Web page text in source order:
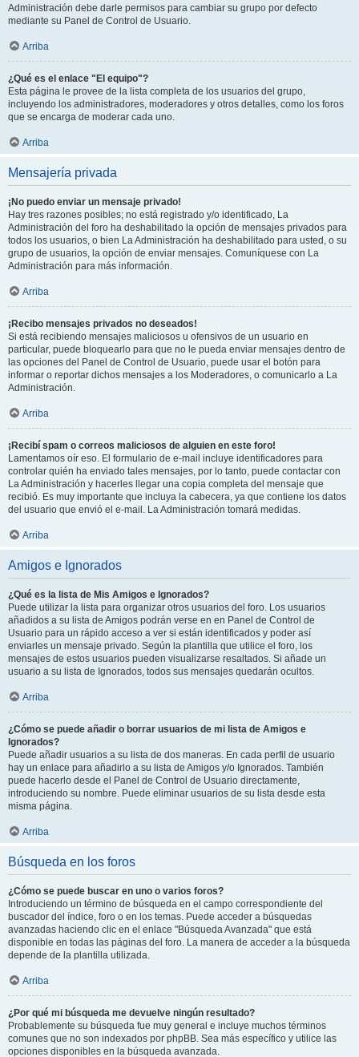
Administración debe darle permisos para cambiar su grupo por defecto
mediante su Panel de Control de Usuario.
Arriba
¿Qué es el enlace "El equipo"?
Esta página le provee de la lista completa de los usuarios del grupo,
incluyendo los administradores, moderadores y otros detalles, como los foros
que se encarga de moderar cada uno.
Arriba
Mensajería privada
¡No puedo enviar un mensaje privado!
Hay tres razones posibles; no está registrado y/o identificado, La
Administración del foro ha deshabilitado la opción de mensajes privados para
todos los usuarios, o bien La Administración ha deshabilitado para usted, o su
grupo de usuarios, la opción de enviar mensajes. Comuníquese con La
Administración para más información.
Arriba
¡Recibo mensajes privados no deseados!
Si está recibiendo mensajes maliciosos u ofensivos de un usuario en
particular, puede bloquearlo para que no le pueda enviar mensajes dentro de
las opciones del Panel de Control de Usuario, puede usar el botón para
informar o reportar dichos mensajes a los Moderadores, o comunicarlo a La
Administración.
Arriba
¡Recibí spam o correos maliciosos de alguien en este foro!
Lamentamos oír eso. El formulario de e-mail incluye identificadores para
controlar quién ha enviado tales mensajes, por lo tanto, puede contactar con
La Administración y hacerles llegar una copia completa del mensaje que
recibió. Es muy importante que incluya la cabecera, ya que contiene los datos
del usuario que envió el e-mail. La Administración tomará medidas.
Arriba
Amigos e Ignorados
¿Qué es la lista de Mis Amigos e Ignorados?
Puede utilizar la lista para organizar otros usuarios del foro. Los usuarios
añadidos a su lista de Amigos podrán verse en en Panel de Control de
Usuario para un rápido acceso a ver si están identificados y poder así
enviarles un mensaje privado. Según la plantilla que utilice el foro, los
mensajes de estos usuarios pueden visualizarse resaltados. Si añade un
usuario a su lista de Ignorados, todos sus mensajes quedarán ocultos.
Arriba
¿Cómo se puede añadir o borrar usuarios de mi lista de Amigos e
Ignorados?
Puede añadir usuarios a su lista de dos maneras. En cada perfil de usuario
hay un enlace para añadirlo a su lista de Amigos y/o Ignorados. También
puede hacerlo desde el Panel de Control de Usuario directamente,
introduciendo su nombre. Puede eliminar usuarios de su lista desde esta
misma página.
Arriba
Búsqueda en los foros
¿Cómo se puede buscar en uno o varios foros?
Introduciendo un término de búsqueda en el campo correspondiente del
buscador del índice, foro o en los temas. Puede acceder a búsquedas
avanzadas haciendo clic en el enlace "Búsqueda Avanzada" que está
disponible en todas las páginas del foro. La manera de acceder a la búsqueda
depende de la plantilla utilizada.
Arriba
¿Por qué mi búsqueda me devuelve ningún resultado?
Probablemente su búsqueda fue muy general e incluye muchos términos
comunes que no son indexados por phpBB. Sea más específico y utilice las
opciones disponibles en la búsqueda avanzada.